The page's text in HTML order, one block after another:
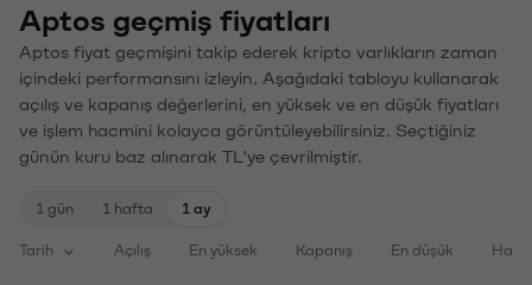
Aptos geçmiş fiyatları
Aptos fiyat geçmişini takip ederek kripto varlıkların zaman
içindeki performansını izleyin. Aşağıdaki tabloyu kullanarak
açılış ve kapanış değerlerini, en yüksek ve en düşük fiyatları
ve işlem hacmini kolayca görüntüleyebilirsiniz. Seçtiğiniz
günün kuru baz alınarak TL'ye çevrilmiştir.
1 gün 1 hafta 1 ay
Tarih Açılış En yüksek Kapanış En düşük